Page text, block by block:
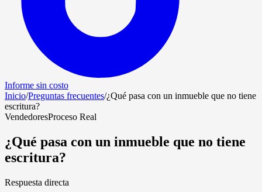
Informe sin costo
Inicio/Preguntas frecuentes/¿Qué pasa con un inmueble que no tiene
escritura?
VendedoresProceso Real
¿Qué pasa con un inmueble que no tiene
escritura?
Respuesta directa